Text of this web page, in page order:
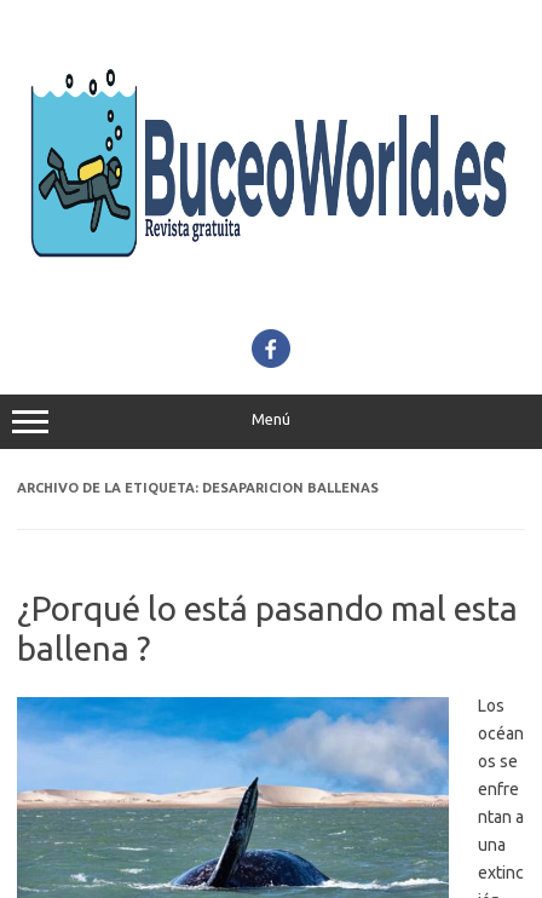
Menú
ARCHIVO DE LA ETIQUETA: DESAPARICION BALLENAS
¿Porqué lo está pasando mal esta
ballena ?
Los
océan
os se
enfre
ntan a
una
extinc